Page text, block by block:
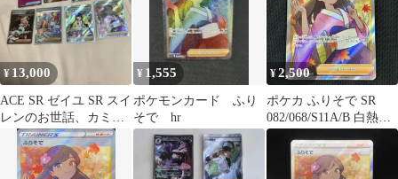
¥ 13,000
ACE SR ゼイユ SR スイ
レンのお世話、カミツ
レのひらめきSR ふりそ
¥ 1,555
ポケモンカード ふり
そで hr
¥2,500
ポケカ ふりそで SR
082/068/S11A/B 白熱の
アルカナ